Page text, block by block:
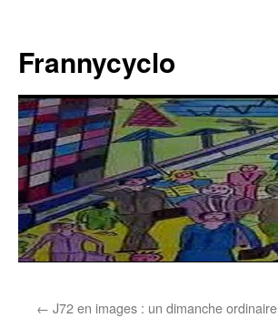
contenu
Frannycyclo
← J72 en images : un dimanche ordinaire